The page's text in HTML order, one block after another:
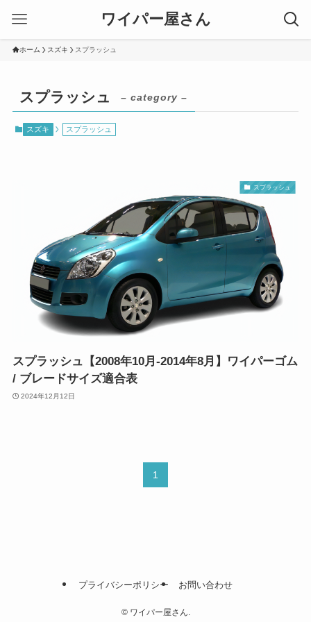
ワイパー屋さん
ホーム スズキ スプラッシュ
スプラッシュ – category –
スズキ スプラッシュ
スプラッシュ
スプラッシュ【2008年10月-2014年8月】ワイパーゴム
/ ブレードサイズ適合表
2024年12月12日
1
プライバシーポリシー お問い合わせ
©ワイパー屋さん.